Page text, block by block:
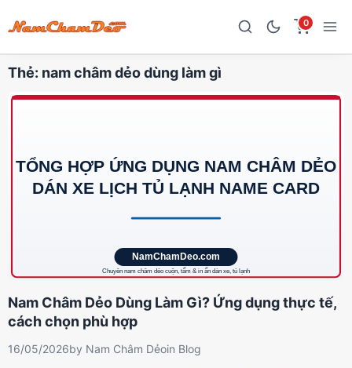
0
Thẻ: nam châm dẻo dùng làm gì
Nam Châm Dẻo Dùng Làm Gì? Ứng dụng thực tế,
cách chọn phù hợp
16/05/2026by Nam Châm Dẻoin Blog